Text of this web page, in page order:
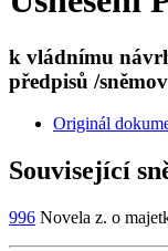
k vládnímu
předpisů /
Originál
Související
996 Novela z. o